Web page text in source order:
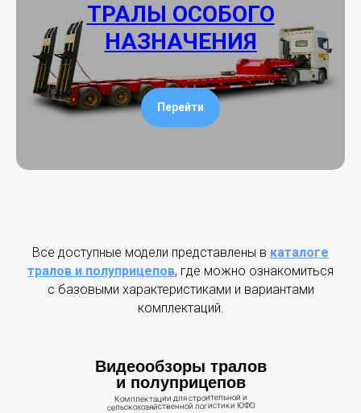
ТРАЛЫ ОСОБОГО
НАЗНАЧЕНИЯ
Перейти
Все доступные модели представлены в каталоге
тралов и полуприцепов, где можно ознакомиться
с базовыми характеристиками и вариантами
комплектаций.
Видеообзоры тралов
и полуприцепов
Комплектации для строительной и
сельскохозяйственной логистики ЮФО